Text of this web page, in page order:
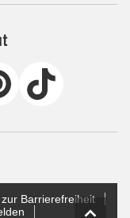
Barrierefreiheit